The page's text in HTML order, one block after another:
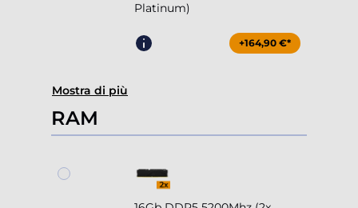
Platinum)
+164,90 €*
Mostra di più
RAM